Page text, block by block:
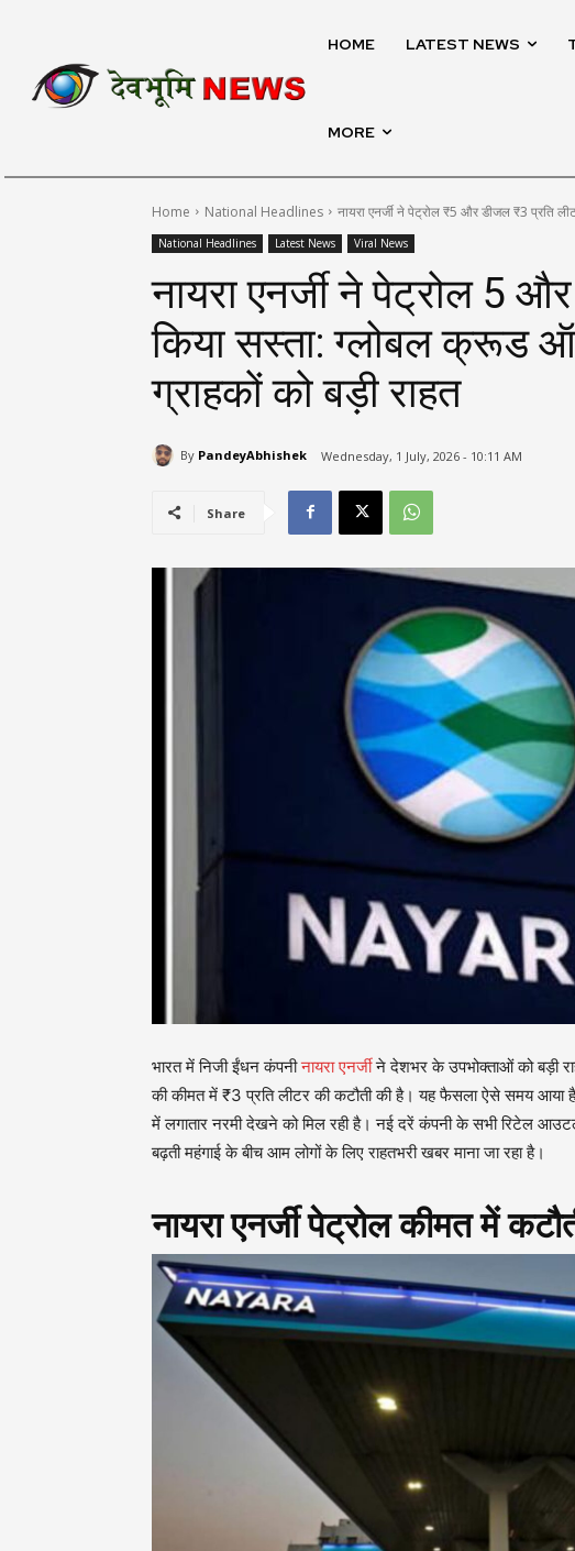
HOME LATEST NEWS
MORE
Home National Headlines नायरा एनर्जी ने पेट्रोल ₹5 और डीजल ₹3 प्रति
National Headlines Latest News Viral News
नायरा एनर्जी ने पेट्रोल ₹5
किया सस्ता: ग्लोबल क्रूड
ग्राहकों को बड़ी राहत
By PandeyAbhishek Wednesday, 1 July, 2026 - 10:11 AM
Share
भारत में निजी ईंधन कंपनीनायरा एनर्जीने देशभर के उपभोक्ताओं को बड़ी
की कीमत में ₹3 प्रति लीटर की कटौती की है। यह फैसला ऐसे समय आया
में लगातार नरमी देखने को मिल रही है। नई दरें कंपनी के सभी रिटेल
बढ़ती महंगाई के बीच आम लोगों के लिए राहतभरी खबर माना जा रहा है।
नायरा एनर्जी पेट्रोल कीमत में